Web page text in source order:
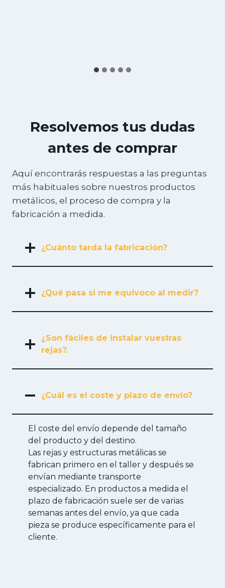
Resolvemos tus dudas
antes de comprar
Aquí encontrarás respuestas a las preguntas
más habituales sobre nuestros productos
metálicos, el proceso de compra y la
fabricación a medida.
¿Cuánto tarda la fabricación?
¿Qué pasa si me equivoco al medir?
¿Son fáciles de instalar vuestras
rejas?.
¿Cuál es el coste y plazo de envío?
El coste del envío depende del tamaño
del producto y del destino.
Las rejas y estructuras metálicas se
fabrican primero en el taller y después se
envían mediante transporte
especializado. En productos a medida el
plazo de fabricación suele ser de varias
semanas antes del envío, ya que cada
pieza se produce específicamente para el
cliente.